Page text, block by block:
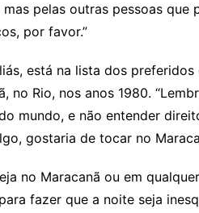
mas pelas outras pessoas
por favor.”
está na lista dos
no Rio, nos anos 1980.
mundo, e não entender
gostaria de tocar no
no Maracanã ou em
fazer que a noite seja